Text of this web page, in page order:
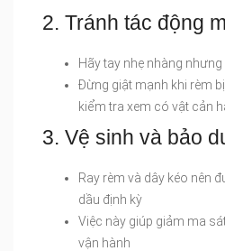
2. Tránh tác động
Hãy tay nhẹ nhàng
Đừng giật mạnh khi rèm
kiểm tra xem có vật cản
3. Vệ sinh và bảo
Ray rèm và dây kéo nên
dầu định kỳ
Việc này giúp giảm ma
vận hành